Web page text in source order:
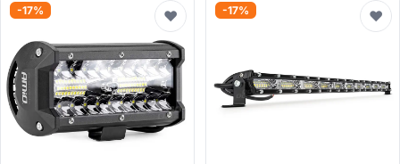
-17% ♥ -17% ♥